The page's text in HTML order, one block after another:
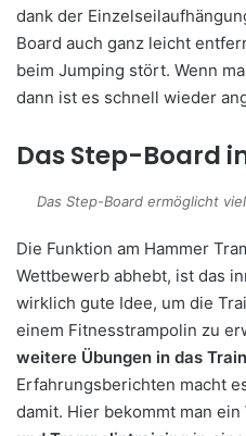
dank der
Board auch ganz leicht
beim Jumping stört. Wenn
dann ist es schnell wieder
Das Step-Board
Das Step-Board ermöglicht
Die Funktion am Hammer
Wettbewerb abhebt, ist das
wirklich gute Idee, um die
einem Fitnesstrampolin zu
weitere Übungen in das
Erfahrungsberichten macht
damit. Hier bekommt man ein